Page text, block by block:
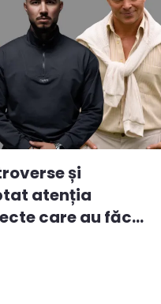
și
atenția
care au făc...